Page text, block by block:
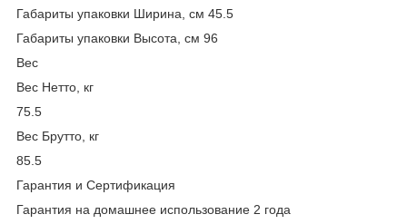
Габариты упаковки Ширина, см 45.5
Габариты упаковки Высота, см 96
Вес
Вес Нетто, кг
75.5
Вес Брутто, кг
85.5
Гарантия и Сертификация
Гарантия на домашнее использование 2 года